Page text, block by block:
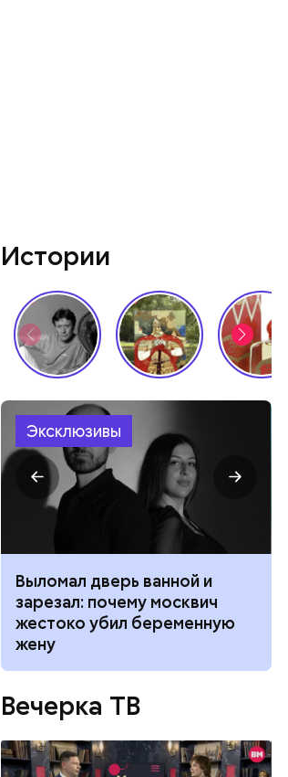
Истории
Эксклюзивы
Выломал дверь ванной и
зарезал: почему москвич
жестоко убил беременную
жену
Вечерка ТВ